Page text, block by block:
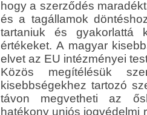
hogy a szerződés
és a tagállamok
tartaniuk és gyakorlattá
értékeket. A magyar
elvet az EU intézményei
Közös megítélésük
kisebbségekhez tartozó
távon megvetheti az
hatékony uniós jogvédelmi